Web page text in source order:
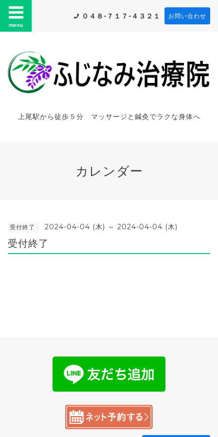
menu
０４８-７１７-４３２１ お問い合わせ
上尾駅から徒歩５分 マッサージと鍼灸でラクな身体へ
カレンダー
受付終了 2024-04-04 (木) ～ 2024-04-04 (木)
受付終了